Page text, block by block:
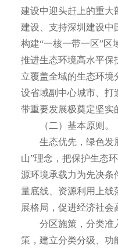
建设中迎头赶上的重大
建设、支持深圳建设中
构建“一核一带一区”区
推进生态环境高水平保
立覆盖全域的生态环境
设省域副中心城市、打
带重要发展极奠定坚实
（二）基本原则。
生态优先，绿色发展
山”理念，把保护生态
源环境承载力为先决条
量底线、资源利用上线
展格局，促进经济社会
分区施策，分类准
策，建立分类分级、功